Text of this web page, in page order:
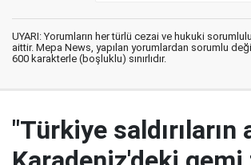
UYARI: Yorumların her türlü cezai ve hukuki
aittir. Mepa News, yapılan yorumlardan sorumlu
600 karakterle (boşluklu) sınırlıdır.
"Türkiye saldırıların